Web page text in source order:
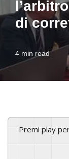
di
4 min read
Premi play